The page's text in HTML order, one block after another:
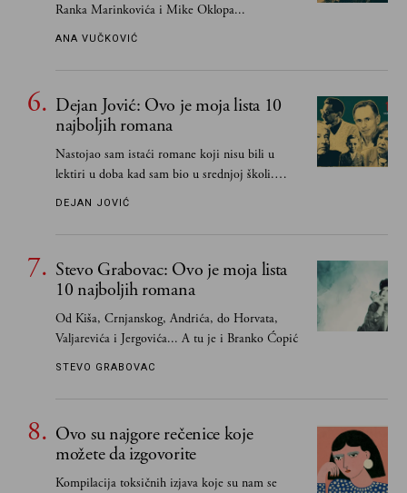
Ranka Marinkovića i Mike Oklopa...
ANA VUČKOVIĆ
Dejan Jović: Ovo je moja lista 10
najboljih romana
Nastojao sam istaći romane koji nisu bili u
lektiri u doba kad sam bio u srednjoj školi.
Smatrao sam da su "klasici" već dovoljno
DEJAN JOVIĆ
Stevo Grabovac: Ovo je moja lista
10 najboljih romana
Od Kiša, Crnjanskog, Andrića, do Horvata,
Valjarevića i Jergovića... A tu je i Branko Ćopić
STEVO GRABOVAC
Ovo su najgore rečenice koje
možete da izgovorite
Kompilacija toksičnih izjava koje su nam se